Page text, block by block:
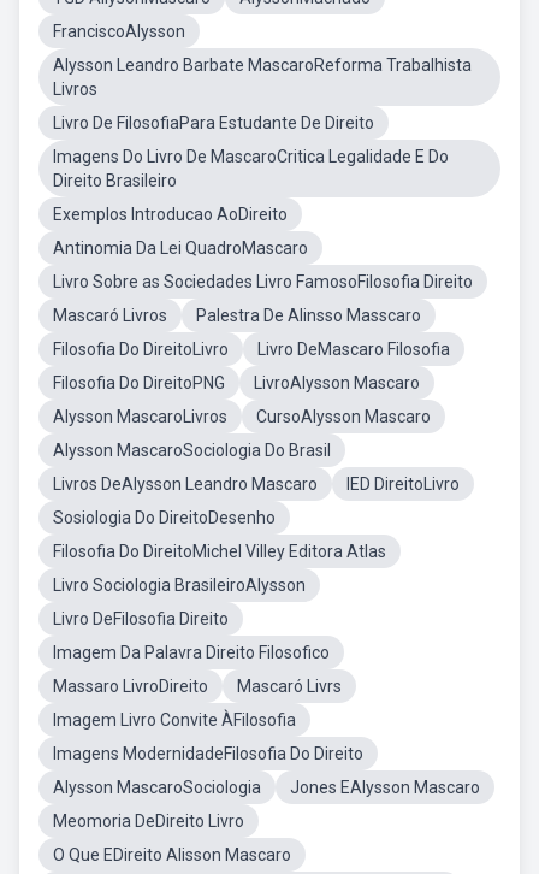
FranciscoAlysson
Alysson Leandro Barbate MascaroReforma Trabalhista
Livros
Livro De FilosofiaPara Estudante De Direito
Imagens Do Livro De MascaroCritica Legalidade E Do
Direito Brasileiro
Exemplos Introducao AoDireito
Antinomia Da Lei QuadroMascaro
Livro Sobre as Sociedades Livro FamosoFilosofia Direito
Mascaró Livros
Palestra De Alinsso Masscaro
Filosofia Do DireitoLivro
Livro DeMascaro Filosofia
Filosofia Do DireitoPNG
LivroAlysson Mascaro
Alysson MascaroLivros
CursoAlysson Mascaro
Alysson MascaroSociologia Do Brasil
Livros DeAlysson Leandro Mascaro
IED DireitoLivro
Sosiologia Do DireitoDesenho
Filosofia Do DireitoMichel Villey Editora Atlas
Livro Sociologia BrasileiroAlysson
Livro DeFilosofia Direito
Imagem Da Palavra Direito Filosofico
Massaro LivroDireito
Mascaró Livrs
Imagem Livro Convite ÀFilosofia
Imagens ModernidadeFilosofia Do Direito
Alysson MascaroSociologia
Jones EAlysson Mascaro
Meomoria DeDireito Livro
O Que EDireito Alisson Mascaro